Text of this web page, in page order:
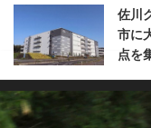
佐川
市に
点を